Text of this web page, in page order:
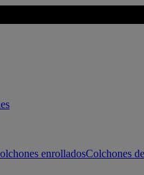
enrolladosColchones